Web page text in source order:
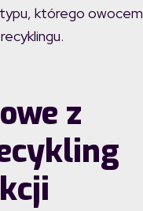
którego owocem
z